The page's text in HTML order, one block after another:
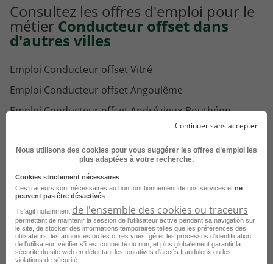
Consultez les offres d'emploi pour le
métier Conducteur offset dans
d'autres villes
Voir plus
Emploi Conducteur offset Vitré
Emploi Conducteur offset Angoulême
Emploi Conducteur offset Andrézieux-Bouthéon
Emploi Conducteur offset Toulouse
Emploi Conducteur offset Tourcoing
Emploi Conducteur offset Vitry-sur-Seine
Emploi Conducteur offset Thizy-les-Bourgs
Emploi Conducteur offset Palaiseau
Emploi Conducteur offset Reims
Continuer sans accepter
Nous utilisons des cookies pour vous suggérer les offres d’emploi les
plus adaptées à votre recherche.
Cookies strictement nécessaires
Ces traceurs sont nécessaires au bon fonctionnement de nos services et ne
peuvent pas être désactivés
Il s'agit notamment de l'ensemble des cookies ou traceurs
permettant de maintenir la session de l'utilisateur active pendant sa navigation sur
le site, de stocker des informations temporaires telles que les préférences des
utilisateurs, les annonces ou les offres vues, gérer les processus d'identification
de l'utilisateur, vérifier s'il est connecté ou non, et plus globalement garantir la
sécurité du site web en détectant les tentatives d'accès frauduleux ou les
violations de sécurité.